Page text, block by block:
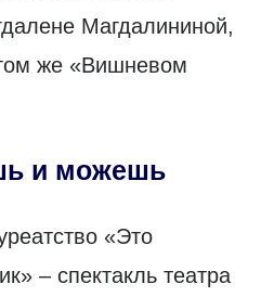
Магдалининой,
же «Вишневом
и можешь
«Это
– спектакль театра